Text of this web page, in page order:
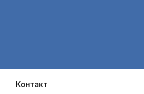
Контакт